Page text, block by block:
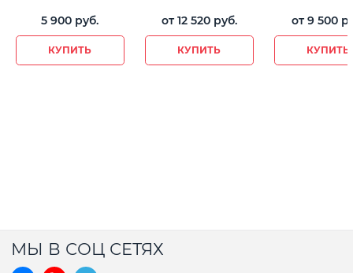
5 900 руб.
КУПИТЬ
от 12 520 руб.
КУПИТЬ
от9 500
КУПИТЬ
МЫ В СОЦ СЕТЯХ